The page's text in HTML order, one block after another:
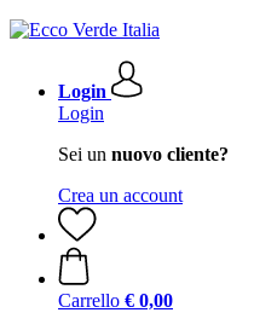
Login
Login
Sei un nuovo cliente?
Crea un account
Carrello € 0,00